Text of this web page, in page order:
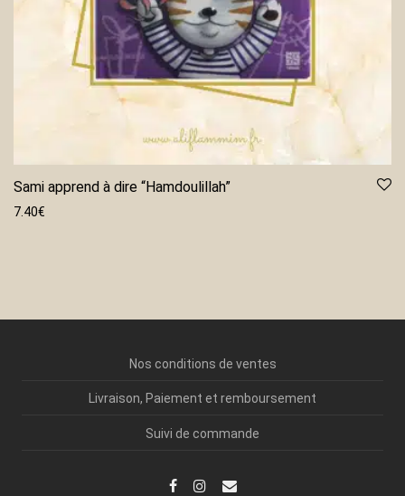
Sami apprend à dire “Hamdoulillah”
7.40€
Nos conditions de ventes
Livraison, Paiement et remboursement
Suivi de commande